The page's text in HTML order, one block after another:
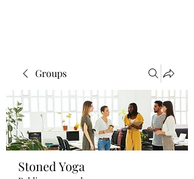
Groups
Stoned Yoga